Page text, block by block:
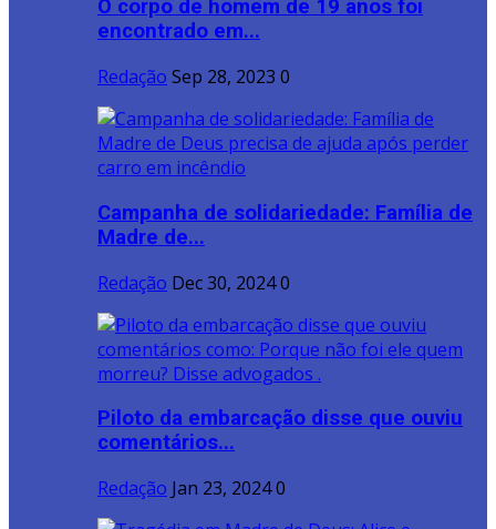
O corpo de homem de 19 anos foi
encontrado em...
Redação Sep 28, 2023 0
Campanha de solidariedade: Família de
Madre de...
Redação Dec 30, 20240
Piloto da embarcação disse que ouviu
comentários...
Redação Jan 23, 20240